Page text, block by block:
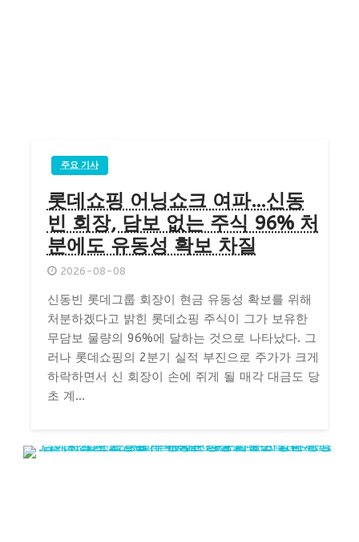
주요 기사
롯데쇼핑 어닝쇼크 여파…신동
빈 회장, 담보 없는 주식 96% 처
분에도 유동성 확보 차질
2026-08-08
신동빈 롯데그룹 회장이 현금 유동성 확보를 위해
처분하겠다고 밝힌 롯데쇼핑 주식이 그가 보유한
무담보 물량의 96%에 달하는 것으로 나타났다. 그
러나 롯데쇼핑의 2분기 실적 부진으로 주가가 크게
하락하면서 신 회장이 손에 쥐게 될 매각 대금도 당
초 계...